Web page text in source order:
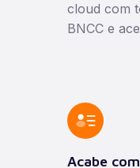
cloud com
BNCC e
Acabe